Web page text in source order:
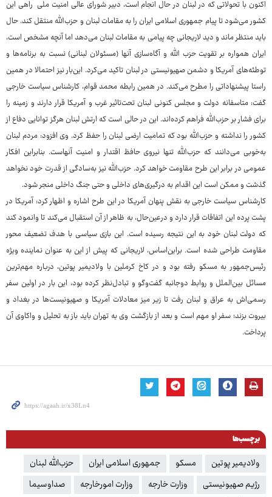
اکنون با تحولاتی که در لبنان در حال انجام است، دبیر شورای عالی امنیت ملی راهی این
کشور می‌شود تا پیام جمهوری اسلامی ایران را به مقامات لبنان و حزب‌الله منتقل کند. حال
باید منتظر ماند و دید لاریجانی چه پیامی به مقامات لبنان می‌دهد اما آنچه مشخص است،
ایران همواره بر تقویت حزب الله و آگاه‌سازی آنها (مسئولان لبنانی) نسبت به برنامه‌ها و
توطئه‌های آمریکا و دشمن صهیونیستی در لبنان تاکید می‌کرد. این‌بار نیز احتمالا در همین
راستا پیشنهاداتی را مطرح می‌کند. در همین رابطه محمد قوام، کارشناس سیاست خارجی
گفت: متاسفانه دولت و مجلس کنونی لبنان تحت‌تاثیر غرب و آمریکا قرار دارند و زمینه را
برای فشار بر حزب‌الله فراهم کرده‌اند. این در حالی است که ارتش لبنان هرگز توانایی دفاع از
کشور را نداشته و حزب‌الله بود که تمامیت ارضی لبنان را حفظ کرد. وی افزود: مردم لبنان
به‌خوبی می‌دانند که حزب‌الله تنها نیروی حافظ اقتدار و امنیت آنهاست. بنابراین افکار
عمومی در برابر این طرح مقاومت خواهد کرد. حزب‌الله نیز به‌سادگی از قدرت خود نخواهد
گذشت و ممکن است این اقدام به درگیری‌های داخلی و حتی جنگ داخلی منجر شود.
کارشناس سیاست خارجی به نقش پنهان آمریکا در این طرح اشاره و اظهار کرد: آمریکا در
پشت پرده این اتفاقات قرار دارد و درعین‌حال، به ظاهر از آن استقبال می‌کند تا وانمود کند
که دولت لبنان خود به این نتیجه رسیده است. این بازی سیاسی با هدف تضعیف محور
مقاومت طراحی شده است. براین‌اساس، لاریجانی که پیش از این به عنوان نماینده ویژه
رئیس‌جمهور به مسکو رفته بود و در کاخ کرملین با ولادیمیر پوتین، درباره مهم‌ترین
مسائل بین‌الملل و روابط دوجانبه گفت‌وگو و تبادل‌نظر کرده بود، این بار در اولین سفر
رسمی‌اش به عراق و لبنان رفت تا زیر میز معادلات آمریکا و صهیونیست‌ها در بغداد و
بیروت بزند؛ سفر او مهم است و بعد از بازگشت وی به تهران باید باز به تحلیل و واکاوی آن
پرداخت.
برچسب‌ها
ولادیمیر پوتین مسکو جمهوری اسلامی ایران
حزب‌الله لبنان
رژیم صهیونیستی
وزارت خارجه وزارت امورخارجه
صداوسیما